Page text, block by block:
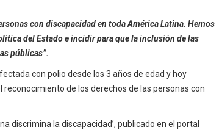
con discapacidad en toda América Latina. Hemos
del Estado e incidir para que la inclusión de las
públicas”.
con polio desde los 3 años de edad y hoy
de los derechos de las personas con
discrimina la discapacidad’, publicado en el portal